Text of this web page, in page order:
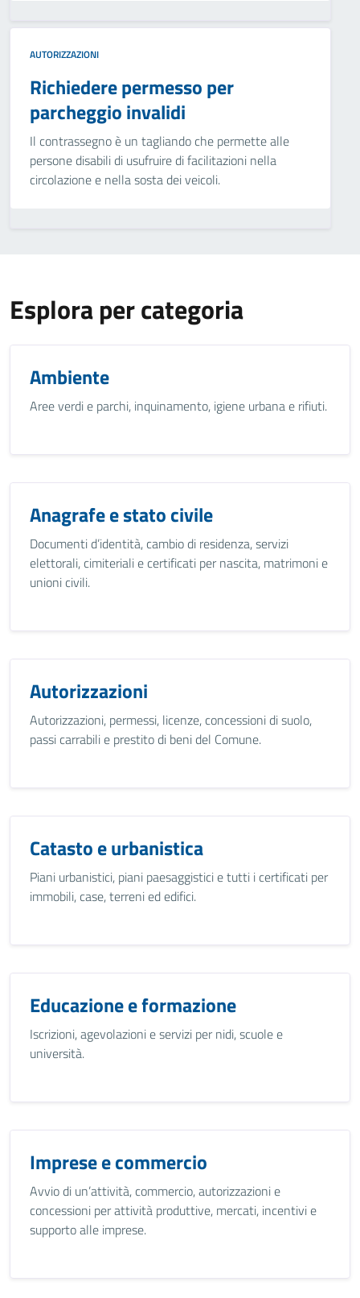
AUTORIZZAZIONI
Richiedere permesso per
parcheggio invalidi
Il contrassegno è un tagliando che permette alle
persone disabili di usufruire di facilitazioni nella
circolazione e nella sosta dei veicoli.
Esplora per categoria
Ambiente
Aree verdi e parchi, inquinamento, igiene urbana e rifiuti.
Anagrafe e stato civile
Documenti d’identità, cambio di residenza, servizi
elettorali, cimiteriali e certificati per nascita, matrimoni e
unioni civili.
Autorizzazioni
Autorizzazioni, permessi, licenze, concessioni di suolo,
passi carrabili e prestito di beni del Comune.
Catasto e urbanistica
Piani urbanistici, piani paesaggistici e tutti i certificati per
immobili, case, terreni ed edifici.
Educazione e formazione
Iscrizioni, agevolazioni e servizi per nidi, scuole e
università.
Imprese e commercio
Avvio di un’attività, commercio, autorizzazioni e
concessioni per attività produttive, mercati, incentivi e
supporto alle imprese.